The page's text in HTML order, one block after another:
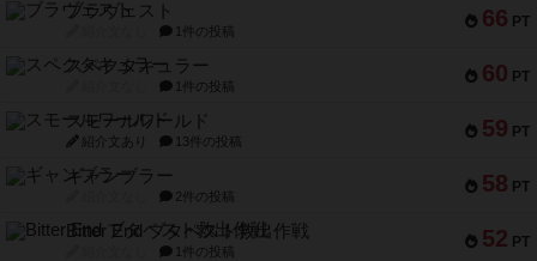
66 PT
ブラヴェスト
1件の投稿
60 PT
スペクタキュラー
1件の投稿
59 PT
スモールワールド
紹介文あり 13件の投稿
58 PT
ギャンブラー
2件の投稿
52 PT
Bitter End ブタペスト救出作戦
1件の投稿